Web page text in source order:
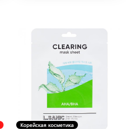
Корейская косметика